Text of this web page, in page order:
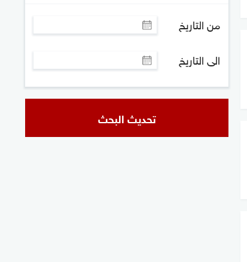
من التاريخ
الى التاريخ
تحديث البحث